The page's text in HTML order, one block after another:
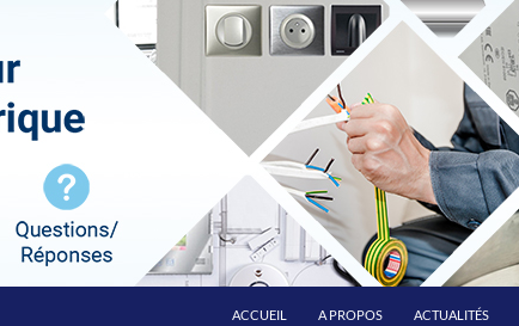
ACCUEIL
A PROPOS ACTUALITÉS